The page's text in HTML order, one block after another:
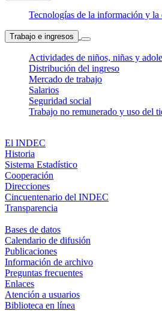
Tecnologías de la información y la
Trabajo e ingresos
Actividades de niños, niñas y
Distribución del ingreso
Mercado de trabajo
Salarios
Seguridad social
Trabajo no remunerado y uso del
El INDEC
Historia
Sistema Estadístico
Cooperación
Direcciones
Cincuentenario del INDEC
Transparencia
Bases de datos
Calendario de difusión
Publicaciones
Información de archivo
Preguntas frecuentes
Enlaces
Atención a usuarios
Biblioteca en línea